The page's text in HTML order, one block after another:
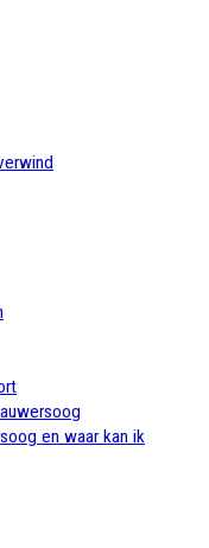
en waar kan ik